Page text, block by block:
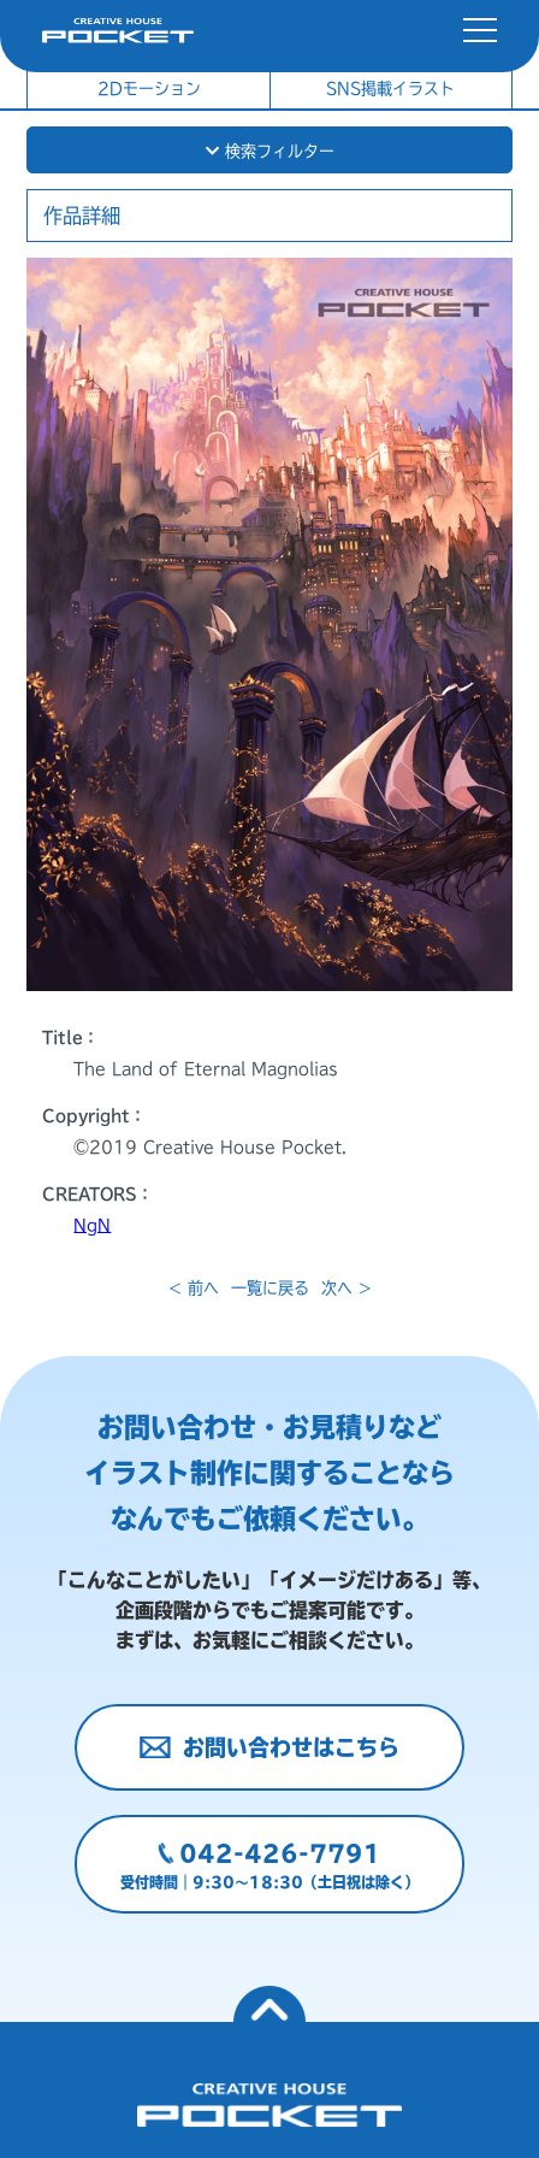
社内制作イラスト
2Dモーション SNS掲載イラスト
検索フィルター
作品詳細
Title：
The Land of Eternal Magnolias
Copyright：
©️2019 Creative House Pocket.
CREATORS：
NgN
< 前へ 一覧に戻る 次へ >
お問い合わせ・お見積りなど
イラスト制作に関することなら
なんでもご依頼ください。
「こんなことがしたい」「イメージだけある」等、
企画段階からでもご提案可能です。
まずは、お気軽にご相談ください。
お問い合わせはこちら
042-426-7791
受付時間｜9:30～18:30（土日祝は除く）